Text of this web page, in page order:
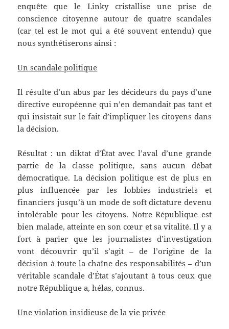
enquête que le Linky cristallise une prise de
conscience citoyenne autour de quatre scandales
(car tel est le mot qui a été souvent entendu) que
nous synthétiserons ainsi :
Un scandale politique
Il résulte d’un abus par les décideurs du pays d’une
directive européenne qui n’en demandait pas tant et
qui insistait sur le fait d’impliquer les citoyens dans
la décision.
Résultat : un diktat d’État avec l’aval d’une grande
partie de la classe politique, sans aucun débat
démocratique. La décision politique est de plus en
plus influencée par les lobbies industriels et
financiers jusqu’à un mode de soft dictature devenu
intolérable pour les citoyens. Notre République est
bien malade, atteinte en son cœur et sa vitalité. Il y a
fort à parier que les journalistes d’investigation
vont découvrir qu’il s’agit – de l’origine de la
décision à toute la chaîne des responsabilités – d’un
véritable scandale d’État s’ajoutant à tous ceux que
notre République a, hélas, connus.
Une violation insidieuse de la vie privée